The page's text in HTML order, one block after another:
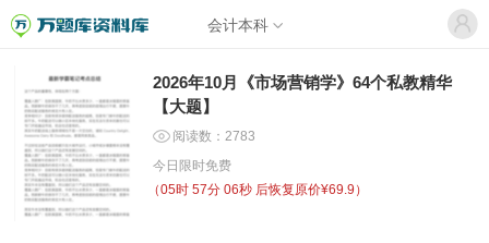
会计本科
2026年10月《市场营销学》64个私教精华
【大题】
阅读数：2783
今日限时免费
（05时 57分 06秒 后恢复原价¥69.9）